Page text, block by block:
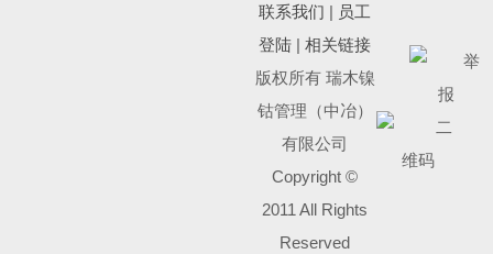
联系我们 | 员工
登陆 |相关链接
版权所有 瑞木镍
钴管理（中冶）
有限公司
Copyright ©
2011 All Rights
Reserved